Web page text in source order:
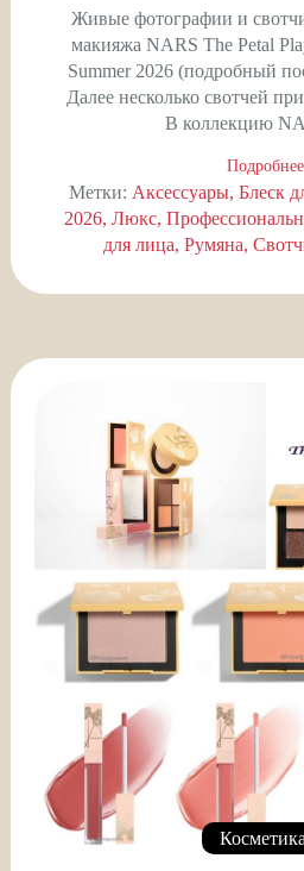
Живые фотографии и
макияжа NARS The Petal
Summer 2026 (подробный
Далее несколько свотчей
В коллекцию
Подробнее
Метки: Аксессуары Блеск
2026 Люкс
для лица Румяна
Косметика